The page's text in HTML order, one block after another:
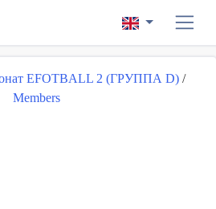
EFOTBALL 2 (ГРУППА D) /
Members